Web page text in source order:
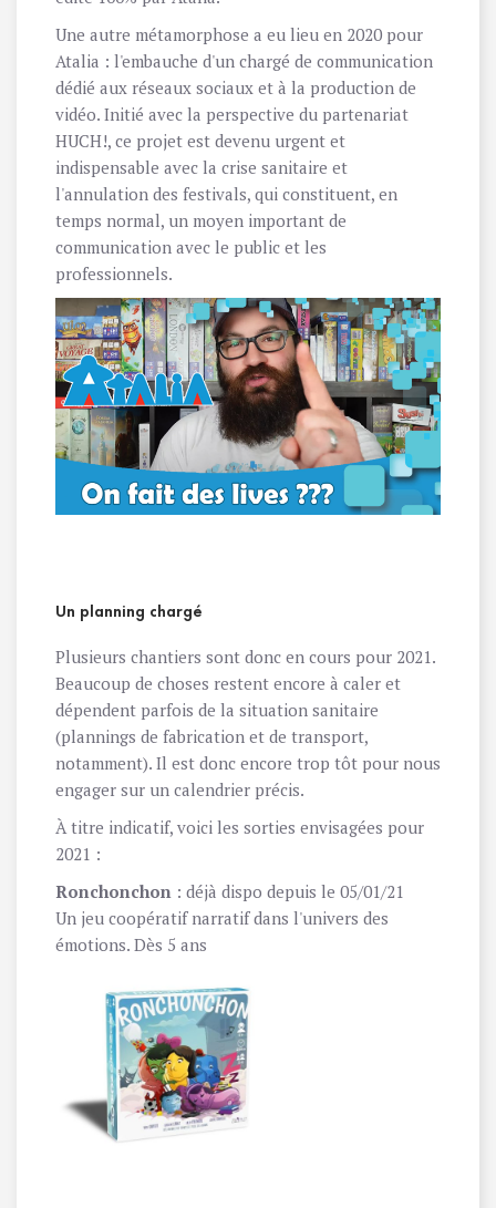
Une autre métamorphose a eu lieu en 2020 pour
Atalia : l'embauche d'un chargé de communication
dédié aux réseaux sociaux et à la production de
vidéo. Initié avec la perspective du partenariat
HUCH!, ce projet est devenu urgent et
indispensable avec la crise sanitaire et
l'annulation des festivals, qui constituent, en
temps normal, un moyen important de
communication avec le public et les
professionnels.
Un planning chargé
Plusieurs chantiers sont donc en cours pour 2021.
Beaucoup de choses restent encore à caler et
dépendent parfois de la situation sanitaire
(plannings de fabrication et de transport,
notamment). Il est donc encore trop tôt pour nous
engager sur un calendrier précis.
À titre indicatif, voici les sorties envisagées pour
2021 :
Ronchonchon : déjà dispo depuis le 05/01/21
Un jeu coopératif narratif dans l'univers des
émotions. Dès 5 ans